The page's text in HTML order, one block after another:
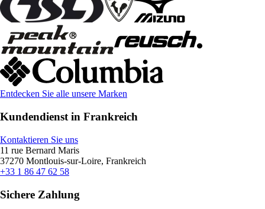
Entdecken Sie alle unsere Marken
Kundendienst in Frankreich
Kontaktieren Sie uns
11 rue Bernard Maris
37270 Montlouis-sur-Loire, Frankreich
+33 1 86 47 62 58
Sichere Zahlung